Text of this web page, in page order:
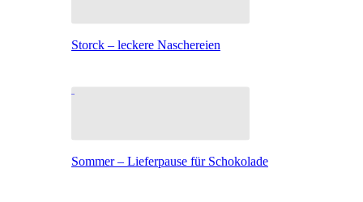
Storck – leckere Naschereien
Sommer – Lieferpause für Schokolade